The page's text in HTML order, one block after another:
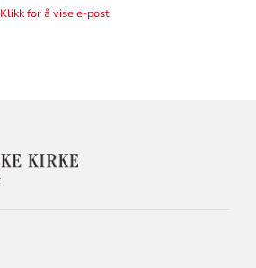
Klikk for å vise e-post
KONTAKTINFORMASJON